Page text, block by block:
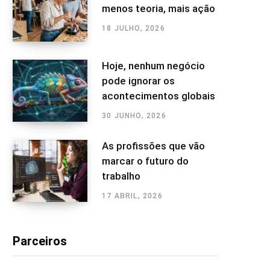
menos teoria, mais ação
18 JULHO, 2026
Hoje, nenhum negócio
pode ignorar os
acontecimentos globais
30 JUNHO, 2026
As profissões que vão
marcar o futuro do
trabalho
17 ABRIL, 2026
Parceiros